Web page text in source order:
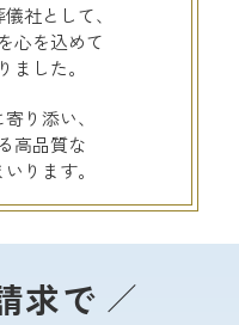
社として、
心を込めて
ました。
り添い、
高品質な
ります。
求で